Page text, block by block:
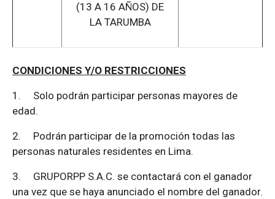
(13 A 16 AÑOS) DE
LA TARUMBA
CONDICIONES Y/O RESTRICCIONES
1. Solo podrán participar personas mayores de
edad.
2. Podrán participar de la promoción todas las
personas naturales residentes en Lima.
3. GRUPORPP S.A.C. se contactará con el ganador
una vez que se haya anunciado el nombre del ganador.